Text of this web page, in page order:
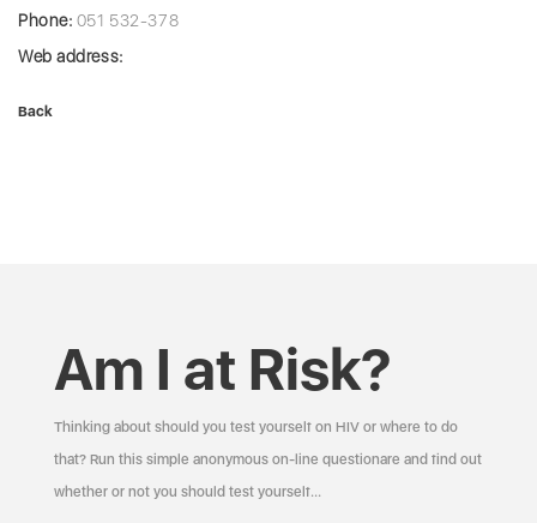
Phone: 051 532-378
Web address:
Back
Am I at Risk?
Thinking about should you test yourself on HIV or where to do
that? Run this simple anonymous on-line questionare and find out
whether or not you should test yourself…